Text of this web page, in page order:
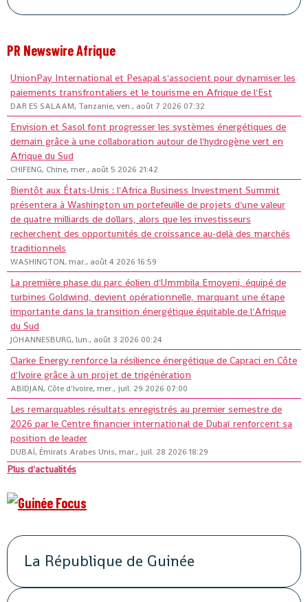
PR Newswire Afrique
UnionPay International et Pesapal s'associent pour dynamiser les
paiements transfrontaliers et le tourisme en Afrique de l'Est
DAR ES SALAAM, Tanzanie, ven., août 7 2026 07:32
Envision et Sasol font progresser les systèmes énergétiques de
demain grâce à une collaboration autour de l'hydrogène vert en
Afrique du Sud
CHIFENG, Chine, mer., août 5 2026 21:42
Bientôt aux États-Unis : l'Africa Business Investment Summit
présentera à Washington un portefeuille de projets d'une valeur
de quatre milliards de dollars, alors que les investisseurs
recherchent des opportunités de croissance au-delà des marchés
traditionnels
WASHINGTON, mar., août 4 2026 16:59
La première phase du parc éolien d'Ummbila Emoyeni, équipé de
turbines Goldwind, devient opérationnelle, marquant une étape
importante dans la transition énergétique équitable de l'Afrique
du Sud
JOHANNESBURG, lun., août 3 2026 00:24
Clarke Energy renforce la résilience énergétique de Capraci en Côte
d'Ivoire grâce à un projet de trigénération
ABIDJAN, Côte d'Ivoire, mer., juil. 29 2026 07:00
Les remarquables résultats enregistrés au premier semestre de
2026 par le Centre financier international de Dubaï renforcent sa
position de leader
DUBAÏ, Émirats Arabes Unis, mar., juil. 28 2026 18:29
Plus d'actualités
La République de Guinée